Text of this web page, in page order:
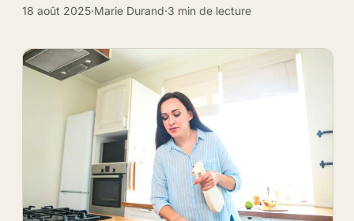
18 août 2025·Marie Durand·3 min de lecture